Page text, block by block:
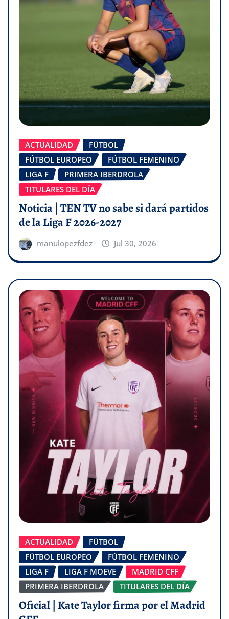
ACTUALIDAD
FÚTBOL
FÚTBOL EUROPEO
FÚTBOL FEMENINO
LIGA F
PRIMERA IBERDROLA
TITULARES DEL DÍA
Noticia | TEN TV no sabe si dará partidos
de la Liga F 2026-2027
manulopezfdez Jul 30, 2026
ACTUALIDAD
FÚTBOL
FÚTBOL EUROPEO
FÚTBOL FEMENINO
LIGA F
LIGA F MOEVE
MADRID CFF
PRIMERA IBERDROLA
TITULARES DEL DÍA
Oficial | Kate Taylor firma por el Madrid